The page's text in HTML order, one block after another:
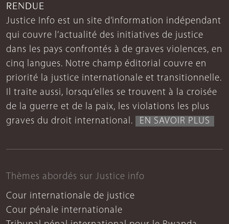
RENDUE
Justice Info est un site d’information indépendant
qui couvre l’actualité des initiatives de justice
dans les pays confrontés à de graves violences, en
cinq langues. Notre champ éditorial couvre en
priorité la justice internationale et transitionnelle.
Il traite aussi, lorsqu’elles se trouvent à la croisée
de la guerre et de la paix, les violations les plus
graves du droit international.
EN SAVOIR PLUS
Thèmes abordés sur Justice info
Cour internationale de justice
Cour pénale internationale